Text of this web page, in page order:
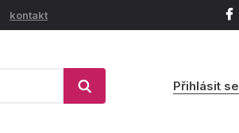
kontakt
Přihlásit se